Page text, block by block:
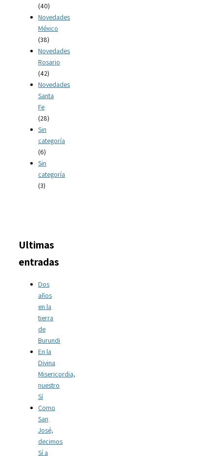
(40)
Novedades
México
(38)
Novedades
Rosario
(42)
Novedades
Santa
Fe
(28)
Sin
categoría
(6)
Sin
categoría
(3)
Ultimas
entradas
Dos
años
en la
tierra
de
Burundi
En la
Divina
Misericordia,
nuestro
Sí
Como
San
José,
decimos
Sí a